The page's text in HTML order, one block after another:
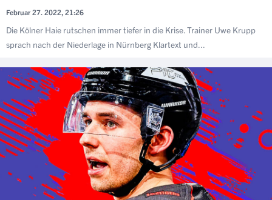
Februar 27. 2022, 21:26
Die Kölner Haie rutschen immer tiefer in die Krise. Trainer Uwe Krupp
sprach nach der Niederlage in Nürnberg Klartext und...